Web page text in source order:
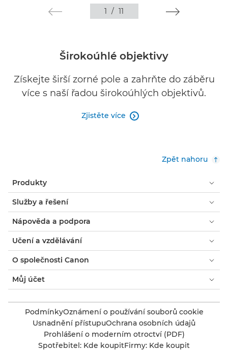
1 / 11
Širokoúhlé objektivy
Získejte širší zorné pole a zahrňte do záběru
více s naší řadou širokoúhlých objektivů.
Zjistěte více 
Zpět nahoru
Produkty
Služby a řešení
Nápověda a podpora
Učení a vzdělávání
O společnosti Canon
Můj účet
PodmínkyOznámení o používání souborů cookie
Usnadnění přístupuOchrana osobních údajů
Prohlášení o moderním otroctví (PDF)
Spotřebitel: Kde koupitFirmy: Kde koupit